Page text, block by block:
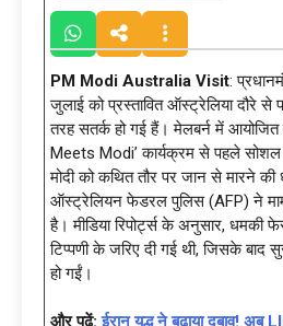
PM Modi Australia Visit:
जुलाई को प्रस्तावित ऑस्ट्रेलिया दौरे से
तरह सतर्क हो गई हैं। मेलबर्न में
Meets Modi’ कार्यक्रम से पहले सोशल
मोदी को कथित तौर पर जान से मारने
ऑस्ट्रेलियन फेडरल पुलिस (AFP) ने
है। मीडिया रिपोर्ट्स के अनुसार, धमकी
टिप्पणी के जरिए दी गई थी, जिसके बाद
हो गईं।
और पढ़ें:ईरान युद्ध ने बढ़ाया दबाव! अब